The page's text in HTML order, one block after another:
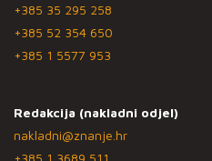
+385 35 295 258
+385 52 354 650
+385 1 5577 953
Redakcija (nakladni odjel)
nakladni@znanje.hr
+385 1 3689 511